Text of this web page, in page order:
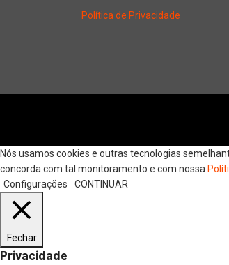
Política de Privacidade
Nós usamos cookies e outras tecnologias
concorda com tal monitoramento e com nossa
Configurações
CONTINUAR
Fechar
Privacidade